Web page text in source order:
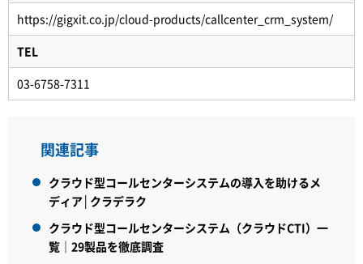
https://gigxit.co.jp/cloud-products/callcenter_crm_system/
TEL
03-6758-7311
関連記事
クラウド型コールセンターシステムの導入を助けるメ
ディア│クラデラク
クラウド型コールセンターシステム（クラウドCTI）一
覧｜29製品を徹底調査